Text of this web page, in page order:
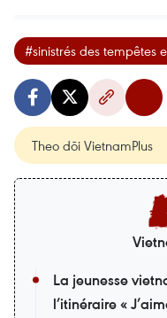
#sinistrés des tempêtes
Theo dõi VietnamPlus
La jeunesse
l’itinéraire «